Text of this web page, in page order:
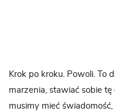
Krok po kroku. Powoli. To
marzenia, stawiać sobie
musimy mieć